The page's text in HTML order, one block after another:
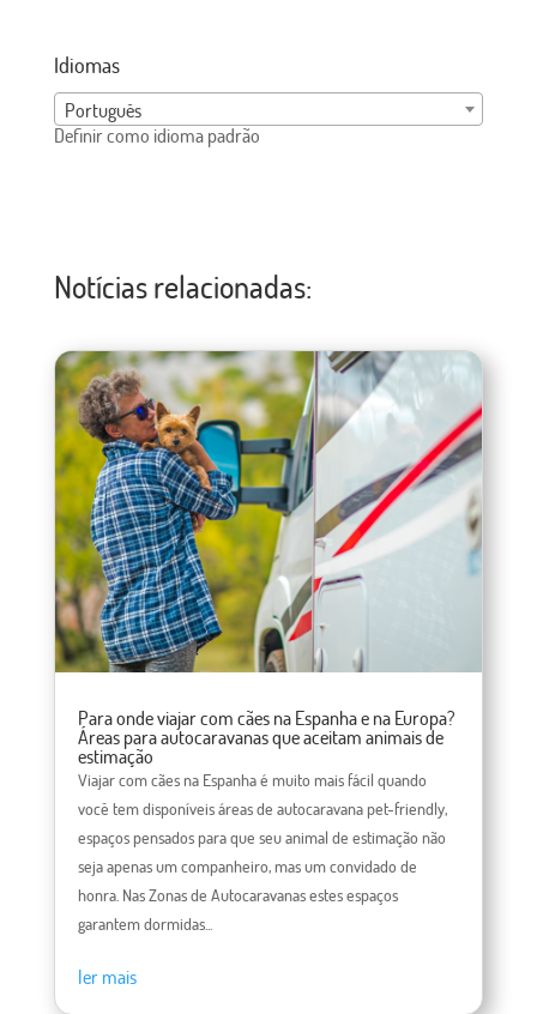
Idiomas
Português
Definir como idioma padrão
Notícias relacionadas:
Para onde viajar com cães na Espanha e na Europa?
Áreas para autocaravanas que aceitam animais de
estimação
Viajar com cães na Espanha é muito mais fácil quando
você tem disponíveis áreas de autocaravana pet-friendly,
espaços pensados ​​para que seu animal de estimação não
seja apenas um companheiro, mas um convidado de
honra. Nas Zonas de Autocaravanas estes espaços
garantem dormidas...
ler mais